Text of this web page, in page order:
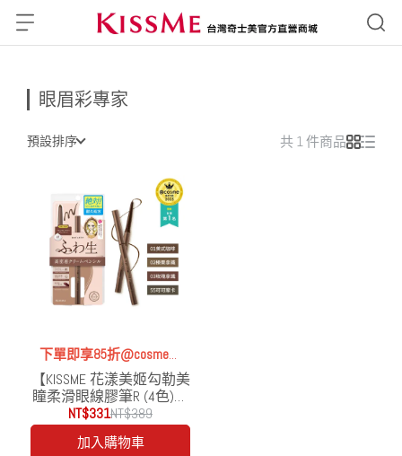
眼眉彩專家
預設排序 共 1 件商品
下單即享85折@cosme最
佳【眼線】 第一名│一見
棕情 勾勒會說話的眼神
【KISSME 花漾美姬勾勒美
瞳柔滑眼線膠筆R (4色)】
柔焦美瞳，與瞳孔色完美
融合的棕色調，自然放大
雙眼，筆芯不易斷裂一筆
NT$331NT$389
加入購物車